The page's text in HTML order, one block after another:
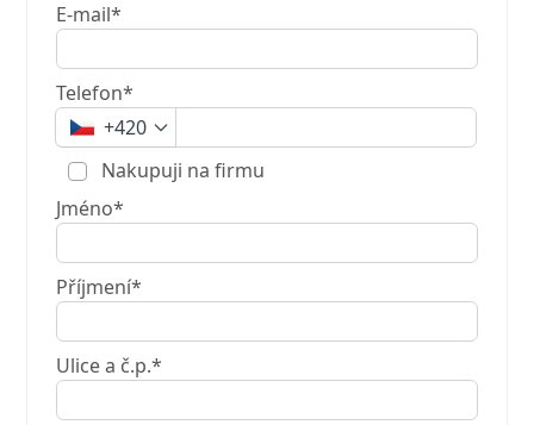
E-mail*
Telefon*
+420
Nakupuji na firmu
Jméno*
Příjmení*
Ulice a č.p.*